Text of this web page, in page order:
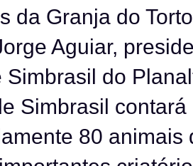
da Granja do
Aguiar,
Simbrasil do
Simbrasil
80